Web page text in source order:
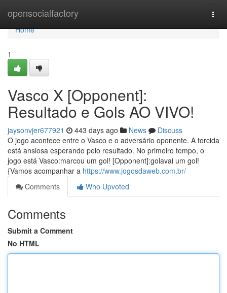
opensocialfactory
Home
Home
1
Vasco X [Opponent]:
Resultado e Gols AO VIVO!
jaysonvjer677921 443 days ago News
Discuss
O jogo acontece entre o Vasco e o adversário oponente. A torcida
está ansiosa esperando pelo resultado. No primeiro tempo, o
jogo está Vasco:marcou um gol! [Opponent]:golavai um gol!
{Vamos acompanhar a https://www.jogosdaweb.com.br/
Comments
Who Upvoted
Comments
Submit a Comment
No HTML